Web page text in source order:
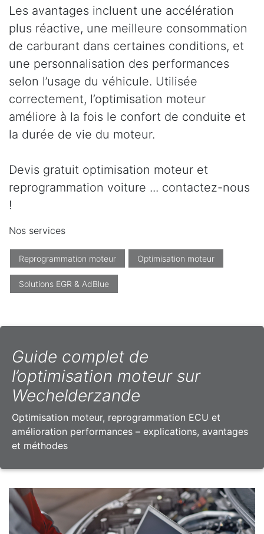
Les avantages incluent une accélération
plus réactive, une meilleure consommation
de carburant dans certaines conditions, et
une personnalisation des performances
selon l’usage du véhicule. Utilisée
correctement, l’optimisation moteur
améliore à la fois le confort de conduite et
la durée de vie du moteur.
Devis gratuit optimisation moteur et
reprogrammation voiture ... contactez-nous
!
Nos services
Reprogrammation moteur Optimisation moteur
Solutions EGR & AdBlue
Guide complet de
l’optimisation moteur sur
Wechelderzande
Optimisation moteur, reprogrammation ECU et
amélioration performances – explications, avantages
et méthodes